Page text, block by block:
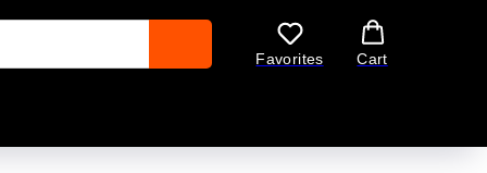
Favorites Cart